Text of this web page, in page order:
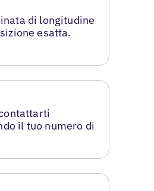
di longitudine
esatta.
il tuo numero di